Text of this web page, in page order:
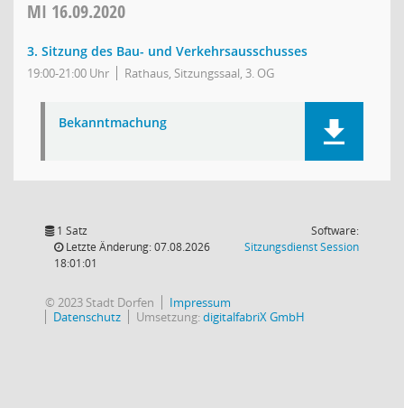
MI 16.09.2020
3. Sitzung des Bau- und Verkehrsausschusses
19:00-21:00 Uhr Rathaus, Sitzungssaal, 3. OG
Bekanntmachung
1 Satz
Letzte Änderung: 07.08.2026
18:01:01
Software:
SitzungsdienstSession(Wird in
© 2023 Stadt Dorfen
Impressum
Datenschutz
Umsetzung:digitalfabriX GmbH